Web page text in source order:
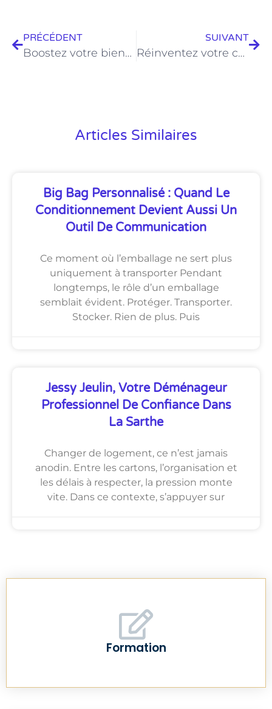
PRÉCÉDENT
Boostez votre bien-être : astuces surprenantes pour une santé mentale optimale
SUIVANT
Réinventez votre cuisine : guide surprenant du sans gluten au quotidien
Articles Similaires
Big Bag Personnalisé : Quand Le
Conditionnement Devient Aussi Un
Outil De Communication
Ce moment où l’emballage ne sert plus
uniquement à transporter Pendant
longtemps, le rôle d’un emballage
semblait évident. Protéger. Transporter.
Stocker. Rien de plus. Puis
Jessy Jeulin, Votre Déménageur
Professionnel De Confiance Dans
La Sarthe
Changer de logement, ce n’est jamais
anodin. Entre les cartons, l’organisation et
les délais à respecter, la pression monte
vite. Dans ce contexte, s’appuyer sur
Formation